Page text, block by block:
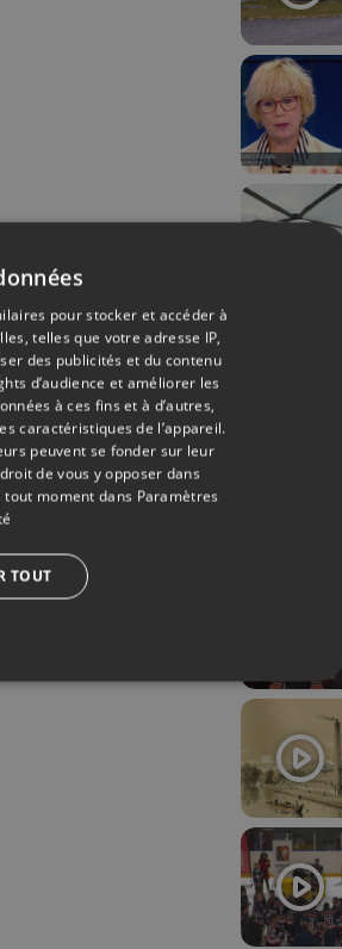
pour stocker et accéder à
telles que votre adresse IP,
des publicités et du contenu
d’audience et améliorer les
à ces fins et à d’autres,
caractéristiques de l’appareil.
peuvent se fonder sur leur
de vous y opposer dans
moment dans Paramètres
TOUT